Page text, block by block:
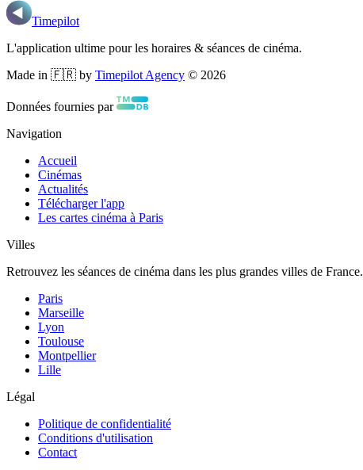
Timepilot
L'application ultime pour les horaires & séances de cinéma.
Made in 🇫🇷 by Timepilot Agency © 2026
Données fournies par
Navigation
Accueil
Cinémas
Actualités
Télécharger l'app
Les cartes cinéma à Paris
Villes
Retrouvez les séances de cinéma dans les plus grandes villes de France.
Paris
Marseille
Lyon
Toulouse
Montpellier
Lille
Légal
Politique de confidentialité
Conditions d'utilisation
Contact